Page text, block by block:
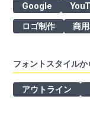
Google
ロゴ制作
商
フォントスタイルか
アウトライン